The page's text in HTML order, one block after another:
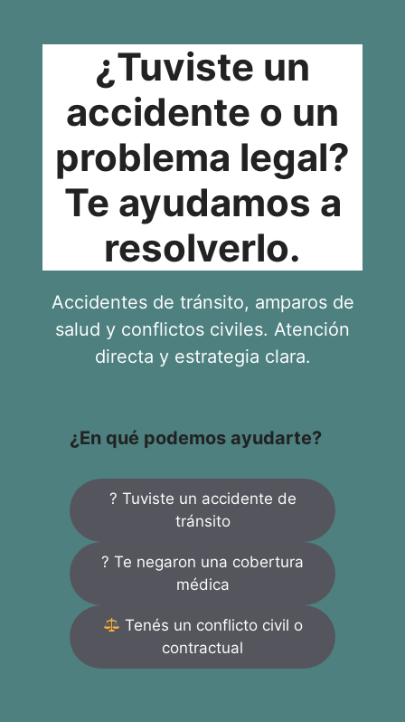
¿Tuviste un
accidente o un
problema legal?
Te ayudamos a
resolverlo.
Accidentes de tránsito, amparos de
salud y conflictos civiles. Atención
directa y estrategia clara.
¿En qué podemos ayudarte?
? Tuviste un accidente de
tránsito
? Te negaron una cobertura
médica
Tenés un conflicto civil o
contractual